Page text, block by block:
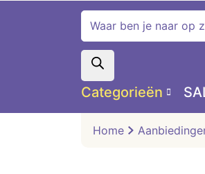
Producten
zoeken
Categorieën
Home